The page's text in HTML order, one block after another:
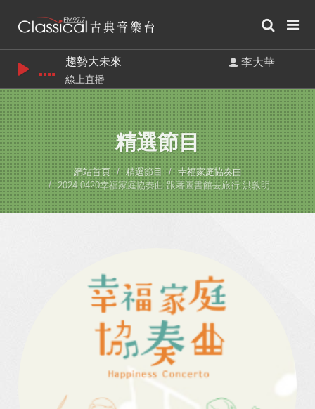
趨勢大未來 李大華
線上直播